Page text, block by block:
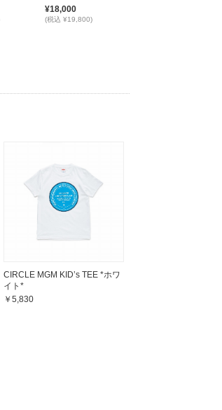
¥18,000
(税込 ¥19,800)
CIRCLE MGM KID’s TEE *ホワ
イト*
￥5,830